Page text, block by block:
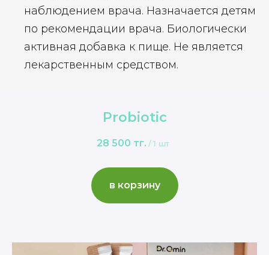
наблюдением врача. Назначается детям
по рекомендации врача. Биологически
активная добавка к пище. Не является
лекарственным средством.
Probiotic
28 500 тг. / 1 шт
в корзину